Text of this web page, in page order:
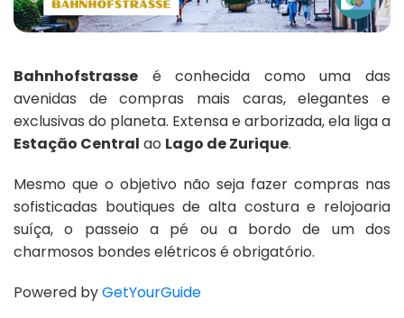
Bahnhofstrasse é conhecida como uma das
avenidas de compras mais caras, elegantes e
exclusivas do planeta. Extensa e arborizada, ela liga a
Estação Central ao Lago de Zurique.
Mesmo que o objetivo não seja fazer compras nas
sofisticadas boutiques de alta costura e relojoaria
suíça, o passeio a pé ou a bordo de um dos
charmosos bondes elétricos é obrigatório.
Powered byGetYourGuide